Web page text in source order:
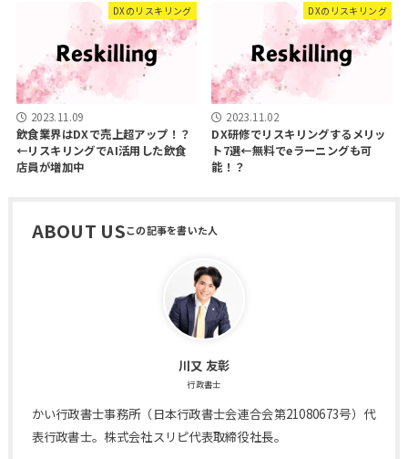
DXのリスキリング
2023.11.09
飲食業界はDXで売上超アップ！？
←リスキリングでAI活用した飲食
店員が増加中
DXのリスキリング
2023.11.02
DX研修でリスキリングするメリッ
ト7選←無料でeラーニングも可
能！？
ABOUT US
川又 友彰
行政書士
かい行政書士事務所（日本行政書士会連合会第21080673号）代
表行政書士。株式会社スリピ代表取締役社長。